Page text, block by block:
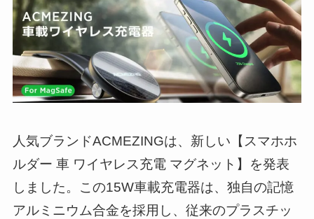
人気ブランドACMEZINGは、新しい【スマホホ
ルダー 車 ワイヤレス充電 マグネット】を発表
しました。この15W車載充電器は、独自の記憶
アルミニウム合金を採用し、従来のプラスチッ